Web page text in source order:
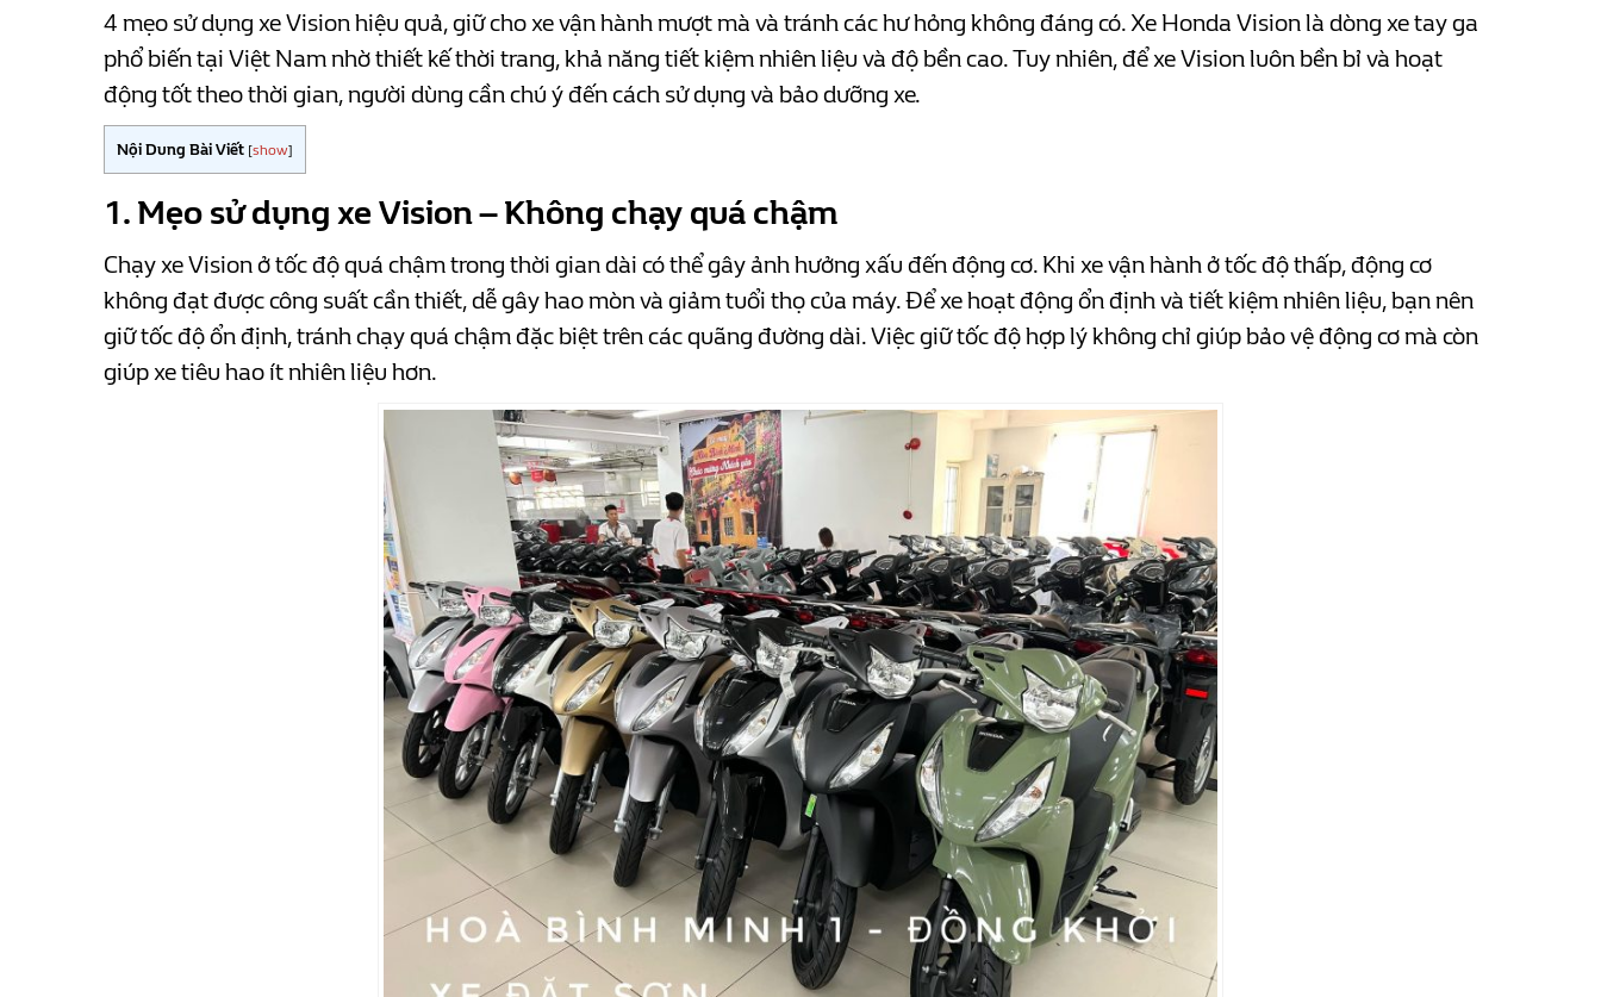
4 mẹo sử dụng xe Vision hiệu quả, giữ cho xe vận hành mượt mà và tránh các hư hỏng không đáng có. Xe Honda Vision là dòng xe tay ga
phổ biến tại Việt Nam nhờ thiết kế thời trang, khả năng tiết kiệm nhiên liệu và độ bền cao. Tuy nhiên, để xe Vision luôn bền bỉ và hoạt
động tốt theo thời gian, người dùng cần chú ý đến cách sử dụng và bảo dưỡng xe.
Nội Dung Bài Viết [show]
1. Mẹo sử dụng xe Vision – Không chạy quá chậm
Chạy xe Vision ở tốc độ quá chậm trong thời gian dài có thể gây ảnh hưởng xấu đến động cơ. Khi xe vận hành ở tốc độ thấp, động cơ
không đạt được công suất cần thiết, dễ gây hao mòn và giảm tuổi thọ của máy. Để xe hoạt động ổn định và tiết kiệm nhiên liệu, bạn nên
giữ tốc độ ổn định, tránh chạy quá chậm đặc biệt trên các quãng đường dài. Việc giữ tốc độ hợp lý không chỉ giúp bảo vệ động cơ mà còn
giúp xe tiêu hao ít nhiên liệu hơn.